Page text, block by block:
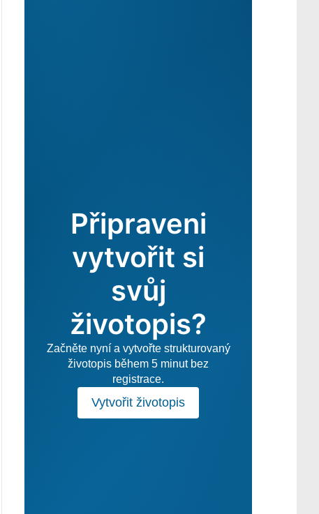
Připraveni
vytvořit si
svůj
životopis?
Začněte nyní a vytvořte strukturovaný
životopis během 5 minut bez
registrace.
Vytvořit životopis